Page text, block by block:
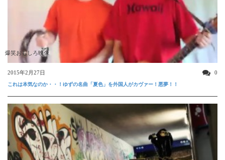
爆笑おもしろ映像
2015年2月27日 0
これは本気なのか・・！ゆずの名曲「夏色」を外国人がカヴァー！悪夢！！